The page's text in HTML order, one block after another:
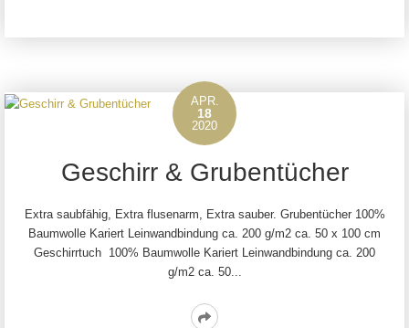
APR.
18
2020
Geschirr & Grubentücher
Extra saubfähig, Extra flusenarm, Extra sauber. Grubentücher 100%
Baumwolle Kariert Leinwandbindung ca. 200 g/m2 ca. 50 x 100 cm
Geschirrtuch 100% Baumwolle Kariert Leinwandbindung ca. 200
g/m2 ca. 50...
Read